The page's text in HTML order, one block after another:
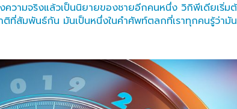
ความจริงแล้วเป็นนิยายของชายอีกคนหนึ่ง วิกิพีเดียเริ่
ติที่สัมพันธ์กัน มันเป็นหนึ่งในคำศัพท์ตลกที่เราทุกคนรู้ว่า